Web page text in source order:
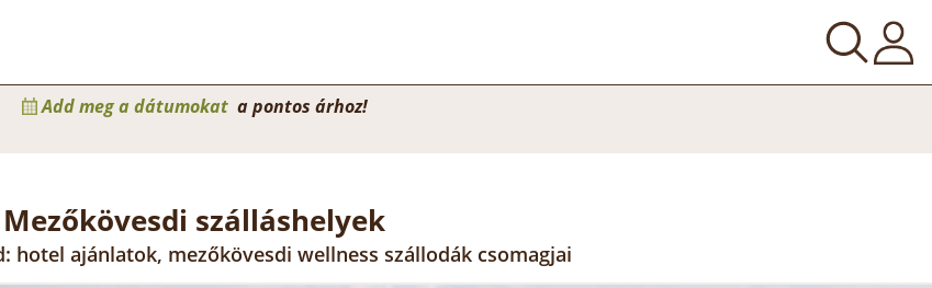
Add meg a dátumokat a pontos árhoz!
Mezőkövesdi szálláshelyek
hotel ajánlatok, mezőkövesdi wellness szállodák csomagjai